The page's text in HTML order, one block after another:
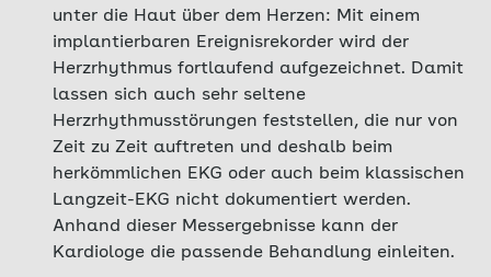
unter die Haut über dem Herzen: Mit einem
implantierbaren Ereignisrekorder wird der
Herzrhythmus fortlaufend aufgezeichnet. Damit
lassen sich auch sehr seltene
Herzrhythmusstörungen feststellen, die nur von
Zeit zu Zeit auftreten und deshalb beim
herkömmlichen EKG oder auch beim klassischen
Langzeit-EKG nicht dokumentiert werden.
Anhand dieser Messergebnisse kann der
Kardiologe die passende Behandlung einleiten.